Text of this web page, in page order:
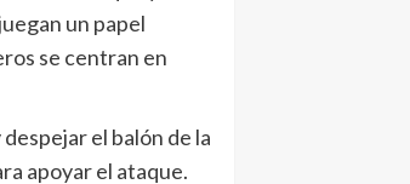
un papel
se centran en
el balón de la
apoyar el ataque.